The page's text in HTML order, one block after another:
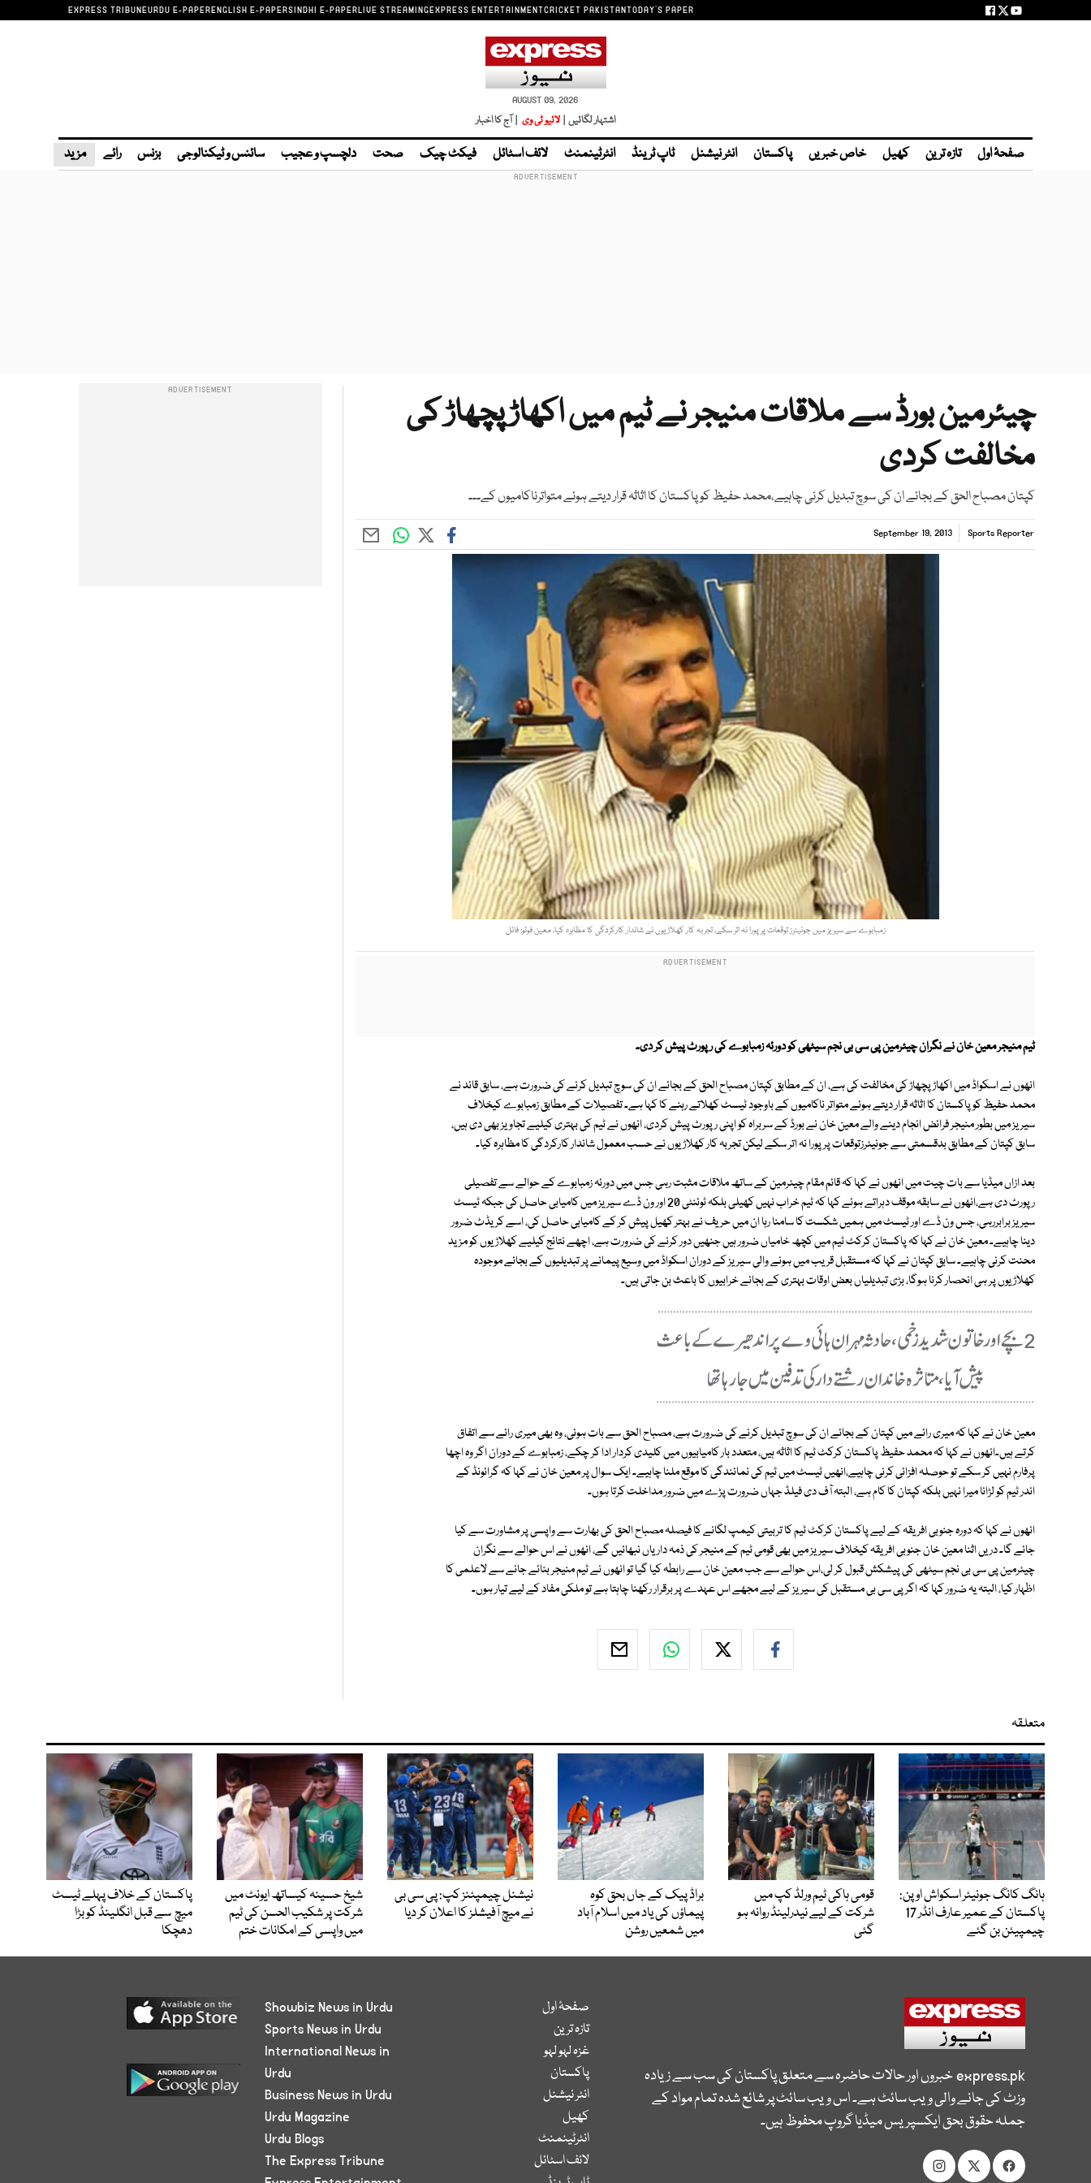
EXPRESS TRIBUNEURDU E-PAPERENGLISH E-PAPERSINDHI E-PAPERLIVE STREAMINGEXPRESS ENTERTAINMENTCRICKET PAKISTANTODAY'S PAPER
AUGUST 09, 2026
اشتہار لگائیں | لائیو ٹی وی | آج کا اخبار
صفحۂ اول تازہ ترین کھیل خاص خبریں پاکستان انٹر نیشنل ٹاپ ٹرینڈ انٹرٹینمنٹ لائف اسٹائل فیکٹ چیک صحت دلچسپ و عجیب سائنس و ٹیکنالوجی بزنس رائے مزید
چیئرمین بورڈ سے ملاقات منیجر نے ٹیم میں اکھاڑ پچھاڑ کی
مخالفت کردی
کپتان مصباح الحق کے بجائے ان کی سوچ تبدیل کرنی چاہیے،محمد حفیظ کو پاکستان کا اثاثہ قرار دیتے ہوئے متواترناکامیوں کے۔۔۔
Sports Reporter
September 19, 2013
زمبابوے سے سیریز میں جونیئرز توقعات پر پورا نہ اتر سکے، تجربہ کار کھلاڑیوں نے شاندار کارکردگی کا مظاہرہ کیا، معین فوٹو: فائل
ٹیم منیجر معین خان نے نگران چیئرمین پی سی بی نجم سیٹھی کو دورئہ زمبابوے کی رپورٹ پیش کر دی۔
انھوں نے اسکواڈ میں اکھاڑ پچھاڑ کی مخالفت کی ہے، ان کے مطابق کپتان مصباح الحق کے بجائے ان کی سوچ تبدیل کرنے کی ضرورت ہے، سابق قائد نے
محمد حفیظ کو پاکستان کا اثاثہ قرار دیتے ہوئے متواتر ناکامیوں کے باوجود ٹیسٹ کھلاتے رہنے کا کہا ہے۔ تفصیلات کے مطابق زمبابوے کیخلاف
سیریز میں بطور منیجر فرائض انجام دینے والے معین خان نے بورڈ کے سربراہ کو اپنی رپورٹ پیش کردی، انھوں نے ٹیم کی بہتری کیلیے تجاویز بھی دی ہیں،
سابق کپتان کے مطابق بدقسمتی سے جونیئرزتوقعات پر پورا نہ اتر سکے لیکن تجربہ کار کھلاڑیوں نے حسب معمول شاندار کارکردگی کا مظاہرہ کیا۔
بعد ازاں میڈیا سے بات چیت میں انھوں نے کہا کہ قائم مقام چیئرمین کے ساتھ ملاقات مثبت رہی جس میں دورئہ زمبابوے کے حوالے سے تفصیلی
رپورٹ دی ہے،انھوں نے سابقہ موقف دہراتے ہوئے کہا کہ ٹیم خراب نہیں کھیلی بلکہ ٹوئنٹی 20 اور ون ڈے سیریز میں کامیابی حاصل کی جبکہ ٹیسٹ
سیریز برابررہی، جس ون ڈے اور ٹیسٹ میں ہمیں شکست کا سامنا رہا ان میں حریف نے بہتر کھیل پیش کر کے کامیابی حاصل کی، اسے کریڈٹ ضرور
دینا چاہیے۔ معین خان نے کہا کہ پاکستان کرکٹ ٹیم میں کچھ خامیاں ضرور ہیں جنھیں دور کرنے کی ضرورت ہے، اچھے نتائج کیلیے کھلاڑیوں کو مزید
محنت کرنی چاہیے۔ سابق کپتان نے کہا کہ مستقبل قریب میں ہونے والی سیریز کے دوران اسکواڈ میں وسیع پیمانے پر تبدیلیوں کے بجائے موجودہ
کھلاڑیوں پر ہی انحصار کرنا ہوگا، بڑی تبدیلیاں بعض اوقات بہتری کے بجائے خرابیوں کا باعث بن جاتی ہیں۔
معین خان نے کہا کہ میری رائے میں کپتان کے بجائے ان کی سوچ تبدیل کرنے کی ضرورت ہے، مصباح الحق سے بات ہوئی، وہ بھی میری رائے سے اتفاق
کرتے ہیں۔انھوں نے کہا کہ محمد حفیظ پاکستان کرکٹ ٹیم کا اثاثہ ہیں، متعدد بار کامیابیوں میں کلیدی کردار ادا کر چکے، زمبابوے کے دوران اگر وہ اچھا
پرفارم نہیں کر سکے تو حوصلہ افزائی کرنی چاہیے،انھیں ٹیسٹ میں ٹیم کی نمائندگی کا موقع ملنا چاہیے۔ ایک سوال پر معین خان نے کہا کہ گرائونڈ کے
اندر ٹیم کو لڑانا میرا نہیں بلکہ کپتان کا کام ہے، البتہ آف دی فیلڈ جہاں ضرورت پڑے میں ضرور مداخلت کرتا ہوں۔
انھوں نے کہا کہ دورہ جنوبی افریقہ کے لیے پاکستان کرکٹ ٹیم کا تربیتی کیمپ لگانے کا فیصلہ مصباح الحق کی بھارت سے واپسی پر مشاورت سے کیا
جائے گا۔ دریں اثنا معین خان جنوبی افریقہ کیخلاف سیریز میں بھی قومی ٹیم کے منیجر کی ذمہ داریاں نبھائیں گے، انھوں نے اس حوالے سے نگران
چیئرمین پی سی بی نجم سیٹھی کی پیشکش قبول کر لی،اس حوالے سے جب معین خان سے رابطہ کیا گیا تو انھوں نے ٹیم منیجر بنائے جانے سے لاعلمی کا
اظہار کیا، البتہ یہ ضرور کہا کہ اگر پی سی بی مستقبل کی سیریز کے لیے مجھے اس عہدے پر برقرار رکھنا چاہتا ہے تو ملکی مفاد کے لیے تیار ہوں۔
متعلقہ
ہانگ کانگ جونیئر اسکواش اوپن:
پاکستان کے عمیر عارف انڈر 17
چیمپیئن بن گئے
قومی ہاکی ٹیم ورلڈ کپ میں
شرکت کے لیے نیدرلینڈ روانہ ہو
گئی
براڈ پیک کے جاں بحق کوہ
پیماؤں کی یاد میں اسلام آباد
میں شمعیں روشن
نیشنل چیمپئنز کپ: پی سی بی
نے میچ آفیشلز کا اعلان کر دیا
شیخ حسینہ کیساتھ ایونٹ میں
شرکت پر شکیب الحسن کی ٹیم
میں واپسی کے امکانات ختم
پاکستان کے خلاف پہلے ٹیسٹ
میچ سے قبل انگلینڈ کو بڑا
دھچکا
express.pkخبروں اور حالات حاضرہ سے متعلق پاکستان کی سب سے زیادہ
وزٹ کی جانے والی ویب سائٹ ہے۔ اس ویب سائٹ پر شائع شدہ تمام مواد کے
جملہ حقوق بحق ایکسپریس میڈیا گروپ محفوظ ہیں۔
صفحۂ اول
تازہ ترین
غزہ لہو لہو
پاکستان
انٹر نیشنل
کھیل
انٹرٹینمنٹ
لائف اسٹائل
Showbiz News in Urdu
Sports News in Urdu
International News in
Urdu
Business News in Urdu
Urdu Magazine
Urdu Blogs
The Express Tribune